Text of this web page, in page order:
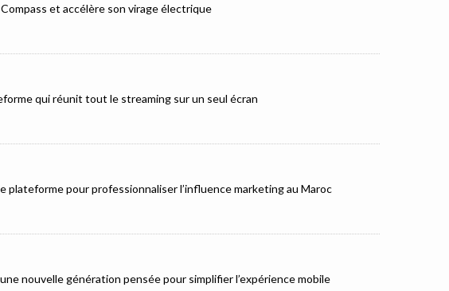
et accélère son virage électrique
qui réunit tout le streaming sur un seul écran
plateforme pour professionnaliser l’influence marketing au Maroc
nouvelle génération pensée pour simplifier l’expérience mobile